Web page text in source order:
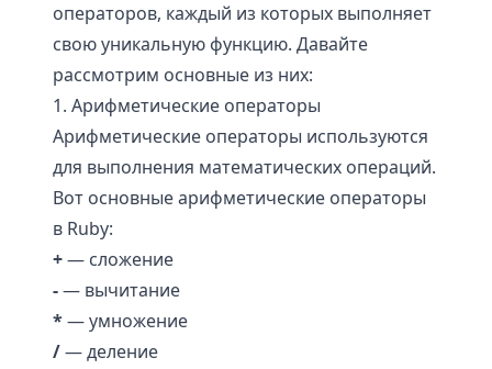
операторов, каждый из которых выполняет
свою уникальную функцию. Давайте
рассмотрим основные из них:
1. Арифметические операторы
Арифметические операторы используются
для выполнения математических операций.
Вот основные арифметические операторы
в Ruby:
+— сложение
-— вычитание
*— умножение
/— деление